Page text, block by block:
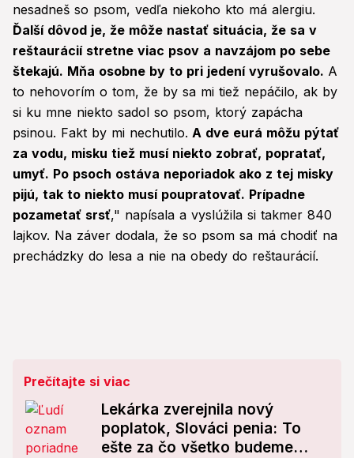
nesadneš so psom, vedľa niekoho kto má alergiu.
Ďalší dôvod je, že môže nastať situácia, že sa v
reštaurácií stretne viac psov a navzájom po sebe
štekajú. Mňa osobne by to pri jedení vyrušovalo. A
to nehovorím o tom, že by sa mi tiež nepáčilo, ak by
si ku mne niekto sadol so psom, ktorý zapácha
psinou. Fakt by mi nechutilo. A dve eurá môžu pýtať
za vodu, misku tiež musí niekto zobrať, popratať,
umyť. Po psoch ostáva neporiadok ako z tej misky
pijú, tak to niekto musí poupratovať. Prípadne
pozametať srsť," napísala a vyslúžila si takmer 840
lajkov. Na záver dodala, že so psom sa má chodiť na
prechádzky do lesa a nie na obedy do reštaurácií.
Prečítajte si viac
Lekárka zverejnila nový
poplatok, Slováci penia: To
ešte za čo všetko budeme